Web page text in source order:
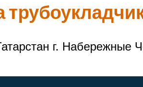
г. Набережные